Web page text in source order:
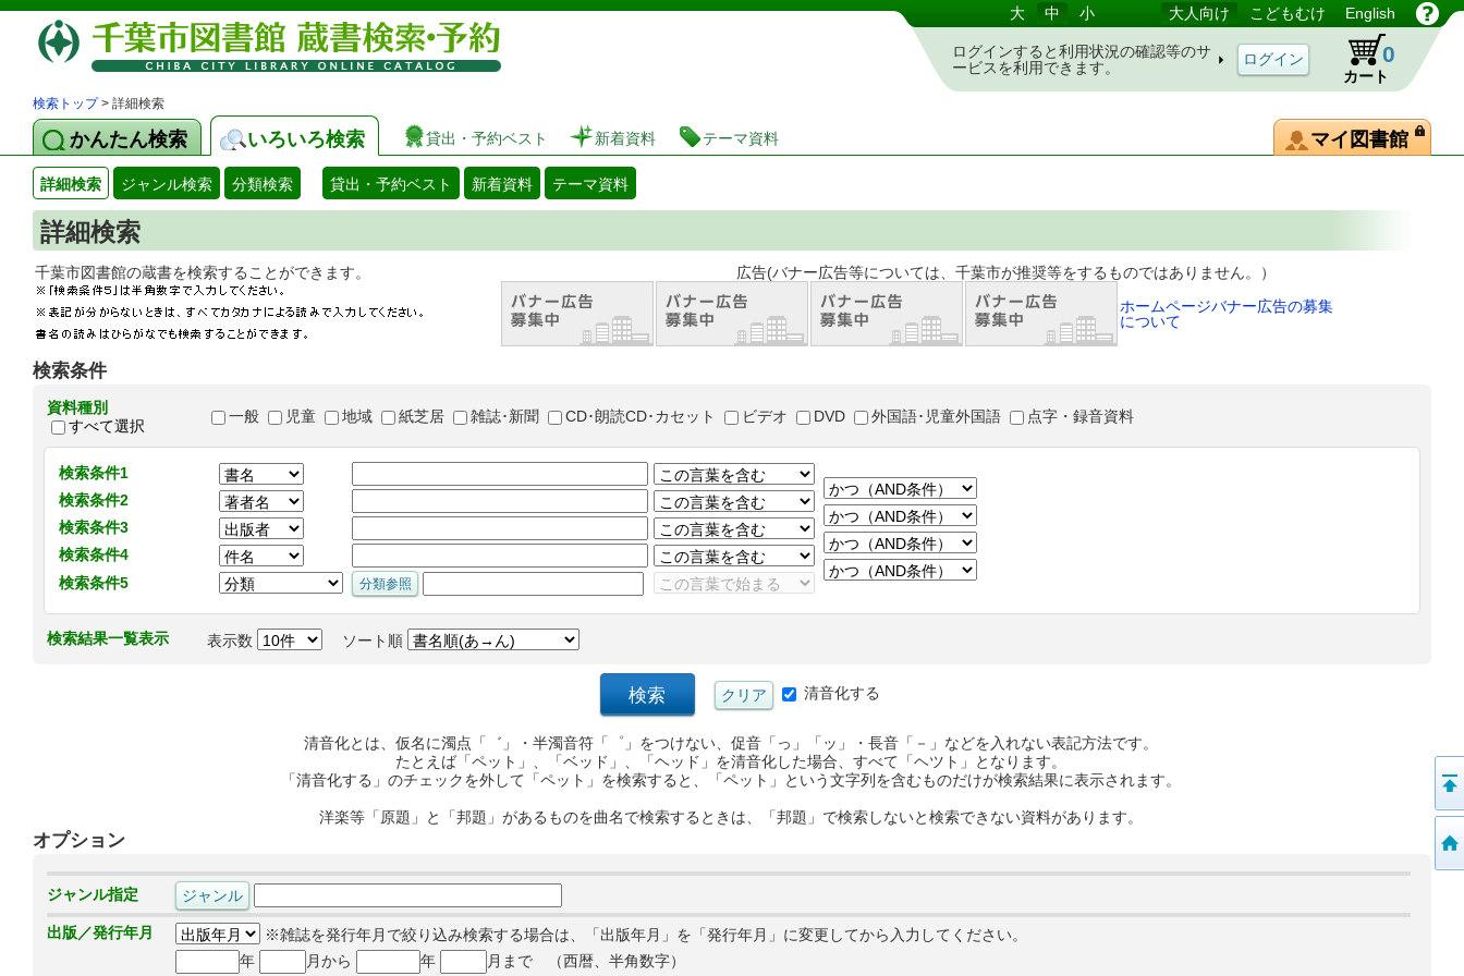
図書館 蔵書検索・予約システム 大 中 小 大人向け こどもむけ English
ログインすると利用状況の確認等のサ
ービスを利用できます。
カート
0
検索トップ> 詳細検索
かんたん検索 いろいろ検索 貸出・予約ベスト 新着資料 テーマ資料 マイ図書館
詳細検索 ジャンル検索 分類検索 貸出・予約ベスト 新着資料 テーマ資料
詳細検索
千葉市図書館の蔵書を検索することができます。 広告(バナー広告等については、千葉市が推奨等をするものではありません。）
ホームページバナー広告の募集
について
検索条件
資料種別
すべて選択
一般 児童 地域 紙芝居 雑誌･新聞 CD･朗読CD･カセット ビデオ DVD 外国語･児童外国語 点字・録音資料
検索条件1
検索条件2
検索条件3
検索条件4
検索条件5
検索結果一覧表示 表示数 ソート順
清音化する
清音化とは、仮名に濁点「゛」・半濁音符「゜」をつけない、促音「っ」「ッ」・長音「－」などを入れない表記方法です。
たとえば「ペット」、「ベッド」、「ヘッド」を清音化した場合、すべて「ヘツト」となります。
「清音化する」のチェックを外して「ペット」を検索すると、「ペット」という文字列を含むものだけが検索結果に表示されます。
洋楽等「原題」と「邦題」があるものを曲名で検索するときは、「邦題」で検索しないと検索できない資料があります。
オプション
ジャンル指定
出版／発行年月
※雑誌を発行年月で絞り込み検索する場合は、「出版年月」を「発行年月」に変更してから入力してください。
年
月から 年 月まで （西暦、半角数字）